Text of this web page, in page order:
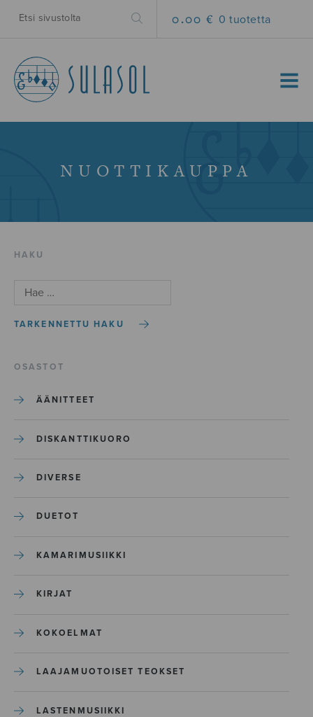
0.00 € 0 tuotetta
MENU
NUOTTIKAUPPA
HAKU
TARKENNETTU HAKU
OSASTOT
ÄÄNITTEET
DISKANTTIKUORO
DIVERSE
DUETOT
KAMARIMUSIIKKI
KIRJAT
KOKOELMAT
LAAJAMUOTOISET TEOKSET
LASTENMUSIIKKI